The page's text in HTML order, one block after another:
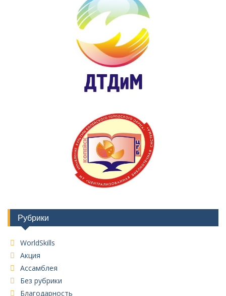
Рубрики
WorldSkills
Акция
Ассамблея
Без рубрики
Благодарность